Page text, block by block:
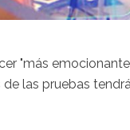
"más
las pruebas